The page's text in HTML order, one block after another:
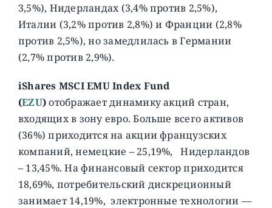
3,5%), Нидерландах (3,4% против 2,5%),
Италии (3,2% против 2,8%) и Франции (2,8%
против 2,5%), но замедлилась в Германии
(2,7% против 2,9%).
iShares MSCI EMU Index Fund
(EZU)отображает динамику акций стран,
входящих в зону евро. Больше всего активов
(36%) приходится на акции французских
компаний, немецкие – 25,19%, Нидерландов
– 13,45%. На финансовый сектор приходится
18,69%, потребительский дискреционный
занимает 14,19%, электронные технологии —